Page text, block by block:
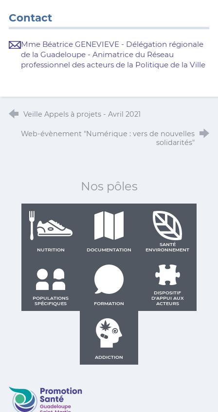
Contact
Mme Béatrice GENEVIEVE - Délégation régionale
de la Guadeloupe - Animatrice du Réseau
professionnel des acteurs de la Politique de la Ville
Veille Appels à projets - Avril 2021
Web-évènement "Numérique : vers de nouvelles
solidarités"
Nos pôles
NUTRITION DOCUMENTATION
SANTÉ
ENVIRONNEMENT
POPULATIONS
SPÉCIFIQUES
FORMATION
DISPOSITIF
D'APPUI AUX
ACTEURS
ADDICTION
Promotion Santé Guadeloupe, Saint-Martin, Saint